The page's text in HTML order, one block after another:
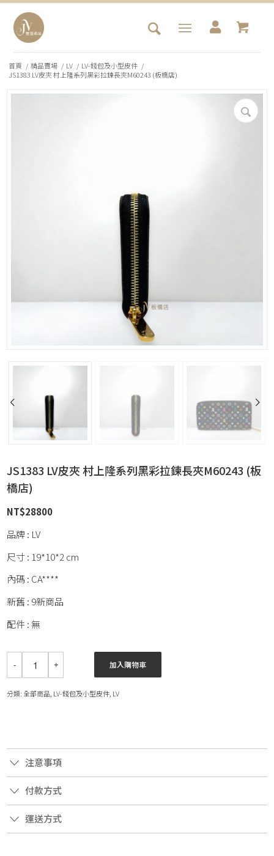
首頁 / 精品賣場 / LV / LV-錢包及小型皮件 /
JS1383 LV皮夾 村上隆系列黑彩拉鍊長夾M60243 (板橋店)
JS1383 LV皮夾 村上隆系列黑彩拉鍊長夾M60243 (板
橋店)
NT$28800
品牌 : LV
尺寸 : 19*10*2 cm
內碼 : CA****
新舊 : 9新商品
配件 : 無
加入購物車
分類:全部商品 LV-錢包及小型皮件 LV
注意事項
付款方式
運送方式